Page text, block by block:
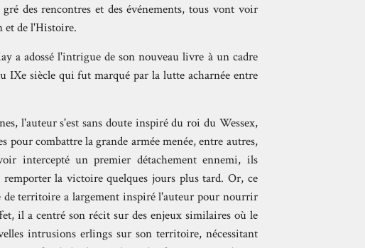
des rencontres et des événements, tous vont voir
et de l'Histoire.
a adossé l'intrigue de son nouveau livre à un cadre
siècle qui fut marqué par la lutte acharnée entre
l'auteur s'est sans doute inspiré du roi du Wessex,
pour combattre la grande armée menée, entre autres,
intercepté un premier détachement ennemi, ils
la victoire quelques jours plus tard. Or, ce
de territoire a largement inspiré l'auteur pour nourrir
il a centré son récit sur des enjeux similaires où le
intrusions erlings sur son territoire, nécessitant